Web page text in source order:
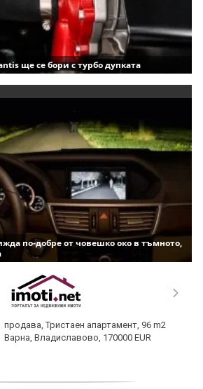
ще се бори с турбо дупката
по-добре от човешко око в тъмното,
продава, Тристаен апартамент, 96 m2
Варна, Владиславово, 170000 EUR